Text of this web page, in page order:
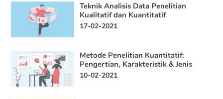
Teknik Analisis Data Penelitian
Kualitatif dan Kuantitatif
17-02-2021
Metode Penelitian Kuantitatif:
Pengertian, Karakteristik & Jenis
10-02-2021